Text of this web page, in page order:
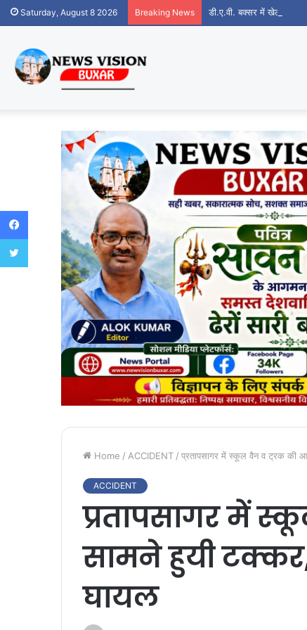
Saturday, August 8 2026 Breaking News डी.ए.वी. बक्सर में खेल महाकुंभ
Home / ACCIDENT / प्रतापसागर में स्कूल वैन व ट्रक की
ACCIDENT
प्रतापसागर में
सामने हुयी
घायल
Facebook